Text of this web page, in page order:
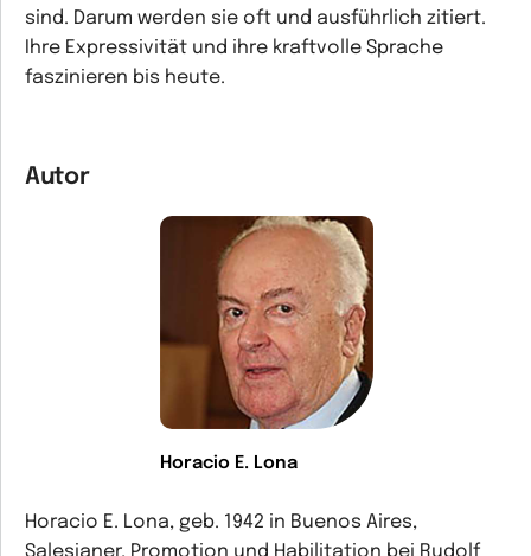
sind. Darum werden sie oft und ausführlich zitiert.
Ihre Expressivität und ihre kraftvolle Sprache
faszinieren bis heute.
Autor
Horacio E. Lona
Horacio E. Lona, geb. 1942 in Buenos Aires,
Salesianer, Promotion und Habilitation bei Rudolf